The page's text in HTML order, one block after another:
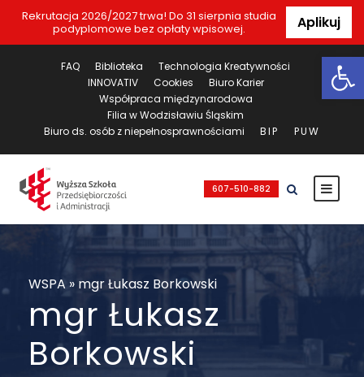
Rekrutacja 2026/2027 trwa! Do 31 sierpnia studia
podyplomowe bez opłaty wpisowej.
Aplikuj
FAQ Biblioteka
Technologia Kreatywności
INNOVATIV
Cookies
Biuro Karier
Współpraca międzynarodowa
Filia w Wodzisławiu Śląskim
Biuro ds. osób z niepełnosprawnościami
BIP PUW
607-510-882
WSPA » mgr Łukasz Borkowski
mgr Łukasz
Borkowski